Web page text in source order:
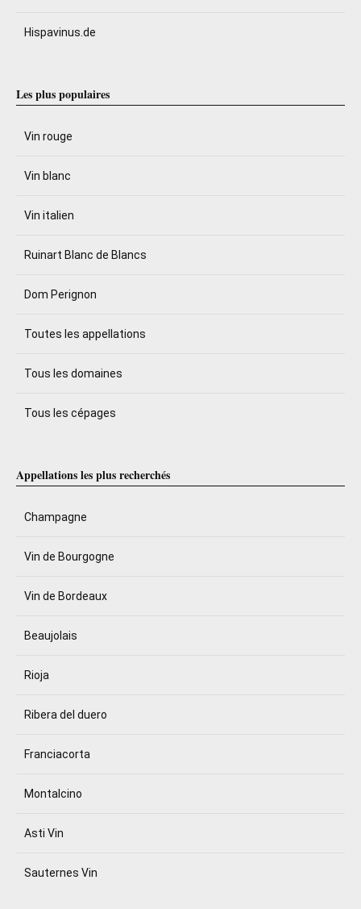
Hispavinus.de
Les plus populaires
Vin rouge
Vin blanc
Vin italien
Ruinart Blanc de Blancs
Dom Perignon
Toutes les appellations
Tous les domaines
Tous les cépages
Appellations les plus recherchés
Champagne
Vin de Bourgogne
Vin de Bordeaux
Beaujolais
Rioja
Ribera del duero
Franciacorta
Montalcino
Asti Vin
Sauternes Vin